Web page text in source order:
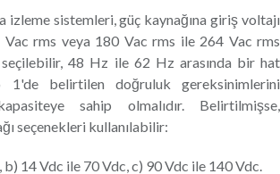
izleme sistemleri, güç kaynağına giriş voltajı
rms veya 180 Vac rms ile 264 Vac rms
seçilebilir, 48 Hz ile 62 Hz arasında bir hat
1'de belirtilen doğruluk gereksinimlerini
sahip olmalıdır. Belirtilmişse,
seçenekleri kullanılabilir:
b) 14 Vdc ile 70 Vdc, c) 90 Vdc ile 140 Vdc.